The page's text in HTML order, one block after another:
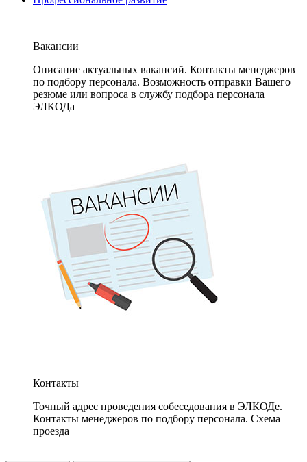
Вакансии
Описание актуальных вакансий. Контакты менеджеров
по подбору персонала. Возможность отправки Вашего
резюме или вопроса в службу подбора персонала
ЭЛКОДа
Контакты
Точный адрес проведения собеседования в ЭЛКОДе.
Контакты менеджеров по подбору персонала. Схема
проезда